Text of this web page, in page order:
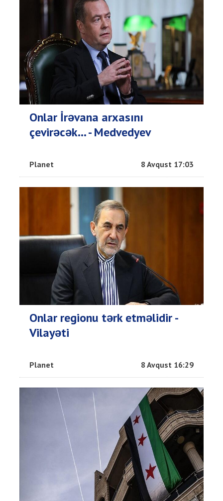
Onlar İrəvana arxasını
çevirəcək... - Medvedyev
Planet 8 Avqust 17:03
Onlar regionu tərk etməlidir -
Vilayəti
Planet 8 Avqust 16:29